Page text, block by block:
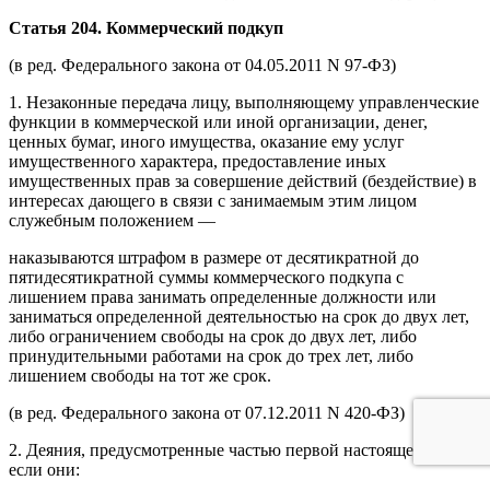
Статья 204. Коммерческий подкуп
(в ред. Федерального закона от 04.05.2011 N 97-ФЗ)
1. Незаконные передача лицу, выполняющему управленческие
функции в коммерческой или иной организации, денег,
ценных бумаг, иного имущества, оказание ему услуг
имущественного характера, предоставление иных
имущественных прав за совершение действий (бездействие) в
интересах дающего в связи с занимаемым этим лицом
служебным положением —
наказываются штрафом в размере от десятикратной до
пятидесятикратной суммы коммерческого подкупа с
лишением права занимать определенные должности или
заниматься определенной деятельностью на срок до двух лет,
либо ограничением свободы на срок до двух лет, либо
принудительными работами на срок до трех лет, либо
лишением свободы на тот же срок.
(в ред. Федерального закона от 07.12.2011 N 420-ФЗ)
2. Деяния, предусмотренные частью первой настоящей статьи,
если они: